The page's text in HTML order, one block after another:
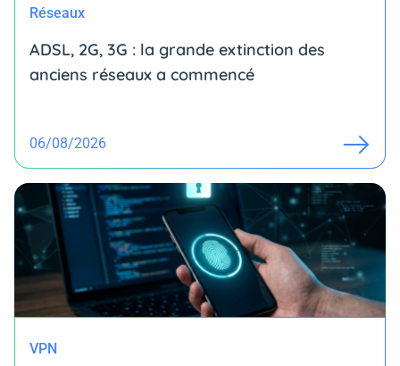
Réseaux
ADSL, 2G, 3G : la grande extinction des
anciens réseaux a commencé
06/08/2026
VPN